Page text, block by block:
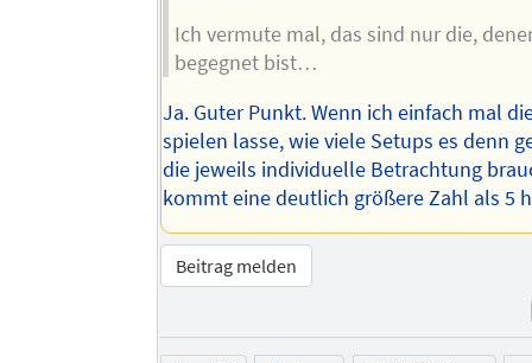
Ich vermute mal, das sind nur die,
begegnet bist…
Ja. Guter Punkt. Wenn ich einfach mal
spielen lasse, wie viele Setups es denn
die jeweils individuelle Betrachtung
kommt eine deutlich größere Zahl als 5
Beitrag melden